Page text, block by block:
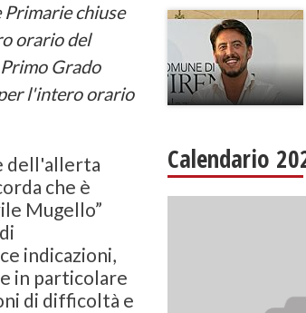
chiuse
orario del
Grado
l'intero orario
dell'allerta
che è
Mugello”
indicazioni,
in particolare
di difficoltà e
Calendario